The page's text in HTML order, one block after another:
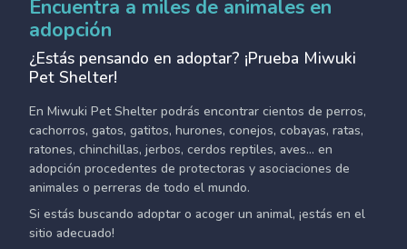
Encuentra a miles de animales en
adopción
¿Estás pensando en adoptar? ¡Prueba Miwuki
Pet Shelter!
En Miwuki Pet Shelter podrás encontrar cientos de perros,
cachorros, gatos, gatitos, hurones, conejos, cobayas, ratas,
ratones, chinchillas, jerbos, cerdos reptiles, aves... en
adopción procedentes de protectoras y asociaciones de
animales o perreras de todo el mundo.
Si estás buscando adoptar o acoger un animal, ¡estás en el
sitio adecuado!